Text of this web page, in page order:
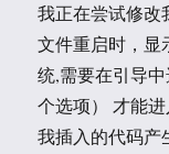
我正在尝试修改
文件重启时，显
统,需要在引导
个选项） 才能
我插入的代码产